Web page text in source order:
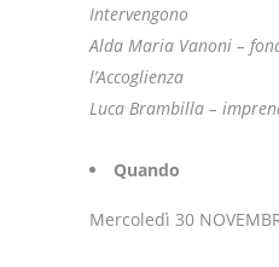
Intervengono
Alda Maria Vanoni –
l’Accoglienza
Luca Brambilla –
Quando
Mercoledì 30